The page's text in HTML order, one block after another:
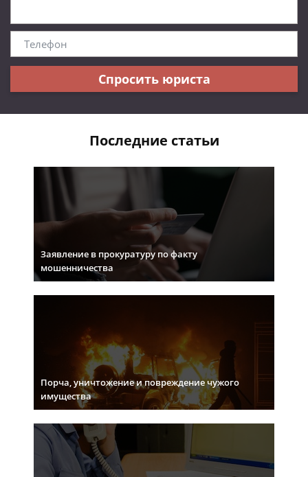
Спросить юриста
Последние статьи
Заявление в прокуратуру по факту
мошенничества
Порча, уничтожение и повреждение чужого
имущества